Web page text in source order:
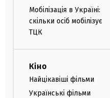
Мобілізація в Україні:
скільки осіб мобілізує
ТЦК
Кіно
Найцікавіші фільми
Українські фільми